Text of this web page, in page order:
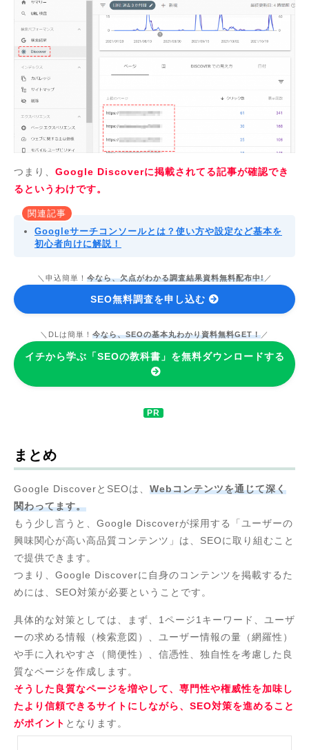
つまり、 Google Discoverに掲載されてる記事が確認でき
るというわけです。
関連記事
Googleサーチコンソールとは？使い方や設定など基本を
初心者向けに解説！
＼申込簡単！ 今なら、欠点がわかる調査結果資料無料配布中!／
SEO無料調査を申し込む
＼DLは簡単！ 今なら、SEOの基本丸わかり資料無料GET！ ／
イチから学ぶ「SEOの教科書」を無料ダウンロードする
まとめ
Google DiscoverとSEOは、 Webコンテンツを通じて深く
関わってます。
もう少し言うと、Google Discoverが採用する「ユーザーの
興味関心が高い高品質コンテンツ」は、SEOに取り組むこと
で提供できます。
つまり、Google Discoverに自身のコンテンツを掲載するた
めには、SEO対策が必要ということです。
具体的な対策としては、まず、1ページ1キーワード、ユーザ
ーの求める情報（検索意図）、ユーザー情報の量（網羅性）
や手に入れやすさ（簡便性）、信憑性、独自性を考慮した良
質なページを作成します。
そうした良質なページを増やして、専門性や権威性を加味し
たより信頼できるサイトにしながら、SEO対策を進めること
がポイント となります。